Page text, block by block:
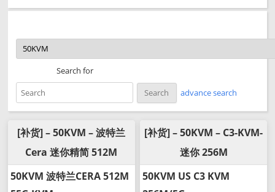
Search for
advance search
[补货] – 50KVM – 波特兰
Cera 迷你精简 512M
50KVM 波特兰CERA 512M
[补货] – 50KVM – C3-KVM-
迷你 256M
50KVM US C3 KVM